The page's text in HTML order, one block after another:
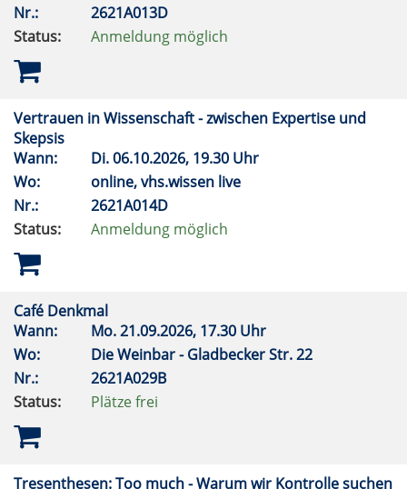
Nr.:
2621A013D
Status:
Anmeldung möglich
Vertrauen in Wissenschaft - zwischen Expertise und
Skepsis
Wann:
Di.06.10.2026, 19.30 Uhr
Wo:
online, vhs.wissen live
Nr.:
2621A014D
Status:
Anmeldung möglich
Café Denkmal
Wann:
Mo.21.09.2026, 17.30 Uhr
Wo:
Die Weinbar - Gladbecker Str. 22
Nr.:
2621A029B
Status:
Plätze frei
Tresenthesen: Too much - Warum wir Kontrolle suchen